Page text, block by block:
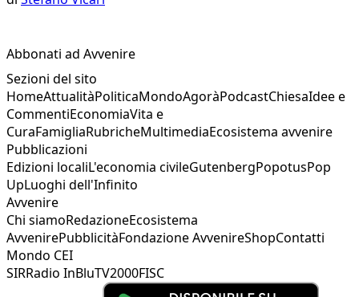
Abbonati ad Avvenire
Sezioni del sito
HomeAttualitàPoliticaMondoAgoràPodcastChiesaIdee e
CommentiEconomiaVita e
CuraFamigliaRubricheMultimediaEcosistema avvenire
Pubblicazioni
Edizioni localiL'economia civileGutenbergPopotusPop
UpLuoghi dell'Infinito
Avvenire
Chi siamoRedazioneEcosistema
AvvenirePubblicitàFondazione AvvenireShopContatti
Mondo CEI
SIRRadio InBluTV2000FISC